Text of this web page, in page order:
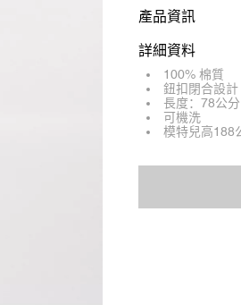
產品資訊
詳細資料
100% 棉質
鈕扣閉合設計
長度：78公分
可機洗
模特兒高188